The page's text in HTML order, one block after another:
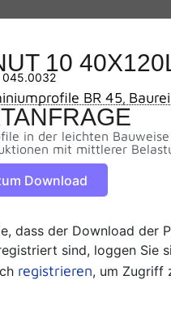
10
045.0032
BR 45,
in der leichten
mit mittlerer
Download
dass der Download der
sind, loggen Sie
registrieren, um Zugriff